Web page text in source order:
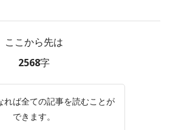
ここから先は
2568字
れば全ての記事を読むことが
できます。